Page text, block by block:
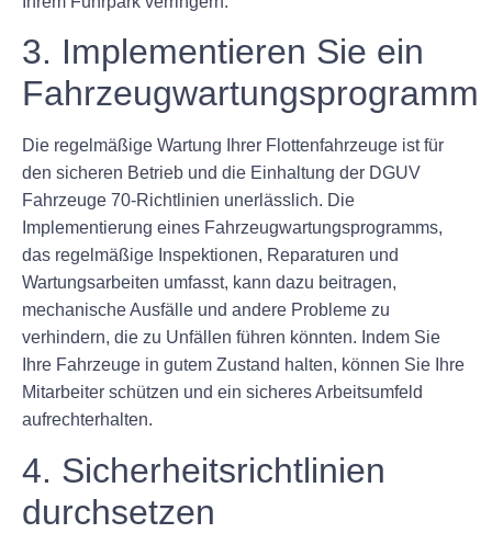
3. Implementieren Sie ein
Fahrzeugwartungsprogramm
Die regelmäßige Wartung Ihrer Flottenfahrzeuge ist für
den sicheren Betrieb und die Einhaltung der DGUV
Fahrzeuge 70-Richtlinien unerlässlich. Die
Implementierung eines Fahrzeugwartungsprogramms,
das regelmäßige Inspektionen, Reparaturen und
Wartungsarbeiten umfasst, kann dazu beitragen,
mechanische Ausfälle und andere Probleme zu
verhindern, die zu Unfällen führen könnten. Indem Sie
Ihre Fahrzeuge in gutem Zustand halten, können Sie Ihre
Mitarbeiter schützen und ein sicheres Arbeitsumfeld
aufrechterhalten.
4. Sicherheitsrichtlinien
durchsetzen